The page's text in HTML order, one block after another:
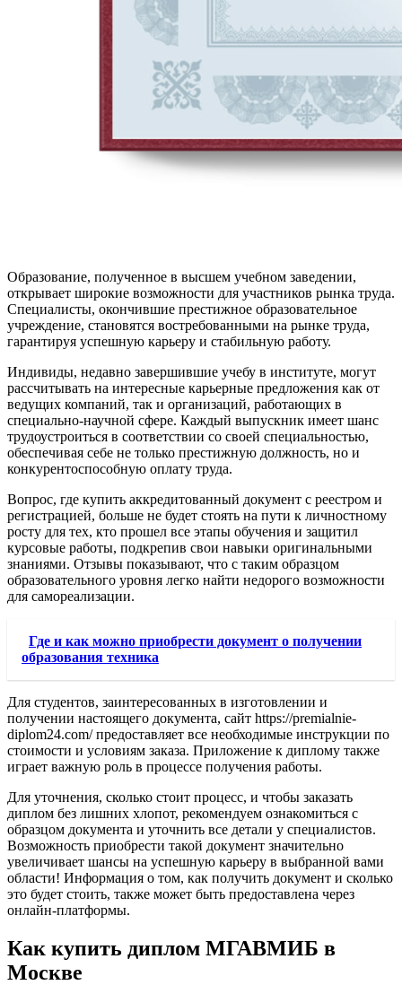
Образование, полученное в высшем учебном заведении,
открывает широкие возможности для участников рынка труда.
Специалисты, окончившие престижное образовательное
учреждение, становятся востребованными на рынке труда,
гарантируя успешную карьеру и стабильную работу.
Индивиды, недавно завершившие учебу в институте, могут
рассчитывать на интересные карьерные предложения как от
ведущих компаний, так и организаций, работающих в
специально-научной сфере. Каждый выпускник имеет шанс
трудоустроиться в соответствии со своей специальностью,
обеспечивая себе не только престижную должность, но и
конкурентоспособную оплату труда.
Вопрос, где купить аккредитованный документ с реестром и
регистрацией, больше не будет стоять на пути к личностному
росту для тех, кто прошел все этапы обучения и защитил
курсовые работы, подкрепив свои навыки оригинальными
знаниями. Отзывы показывают, что с таким образцом
образовательного уровня легко найти недорого возможности
для самореализации.
Где и как можно приобрести документ о получении
образования техника
Для студентов, заинтересованных в изготовлении и
получении настоящего документа, сайт https://premialnie-
diplom24.com/ предоставляет все необходимые инструкции по
стоимости и условиям заказа. Приложение к диплому также
играет важную роль в процессе получения работы.
Для уточнения, сколько стоит процесс, и чтобы заказать
диплом без лишних хлопот, рекомендуем ознакомиться с
образцом документа и уточнить все детали у специалистов.
Возможность приобрести такой документ значительно
увеличивает шансы на успешную карьеру в выбранной вами
области! Информация о том, как получить документ и сколько
это будет стоить, также может быть предоставлена через
онлайн-платформы.
Как купить диплом МГАВМИБ в
Москве